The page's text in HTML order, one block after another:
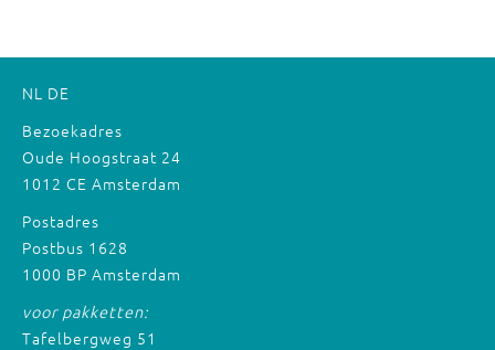
NL DE
Bezoekadres
Oude Hoogstraat 24
1012 CE Amsterdam
Postadres
Postbus 1628
1000 BP Amsterdam
voor pakketten:
Tafelbergweg 51